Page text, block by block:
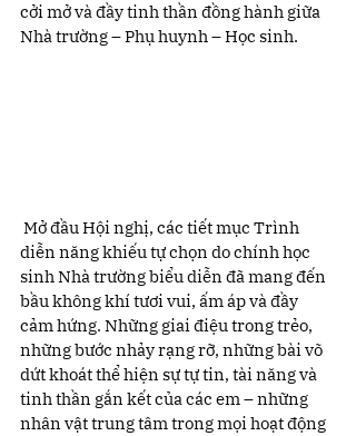
cởi mở và đầy tinh thần đồng hành giữa
Nhà trường – Phụ huynh – Học sinh.
Mở đầu Hội nghị, các tiết mục Trình
diễn năng khiếu tự chọn do chính học
sinh Nhà trường biểu diễn đã mang đến
bầu không khí tươi vui, ấm áp và đầy
cảm hứng. Những giai điệu trong trẻo,
những bước nhảy rạng rỡ, những bài võ
dứt khoát thể hiện sự tự tin, tài năng và
tinh thần gắn kết của các em – những
nhân vật trung tâm trong mọi hoạt động